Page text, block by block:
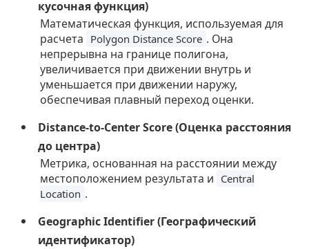
кусочная функция)
Математическая функция, используемая для
расчета Polygon Distance Score . Она
непрерывна на границе полигона,
увеличивается при движении внутрь и
уменьшается при движении наружу,
обеспечивая плавный переход оценки.
Distance-to-Center Score (Оценка расстояния
до центра)
Метрика, основанная на расстоянии между
местоположением результата и Central
Location .
Geographic Identifier (Географический
идентификатор)